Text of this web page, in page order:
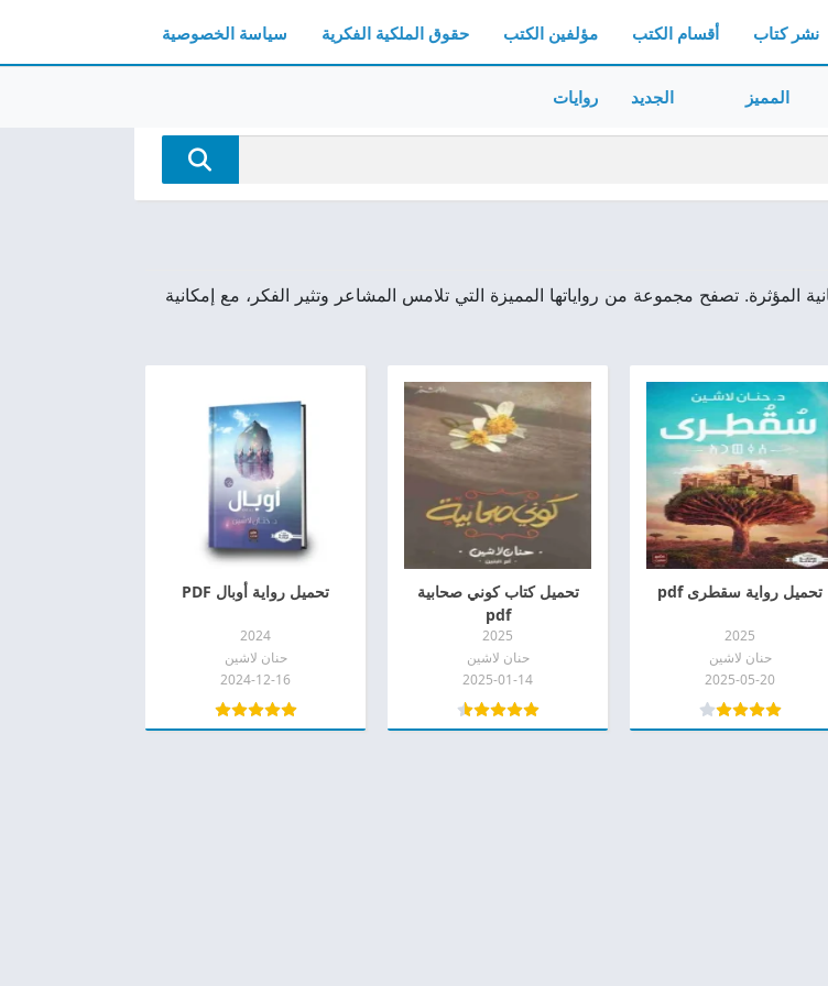
نشر كتاب أقسام الكتب مؤلفين الكتب حقوق الملكية الفكرية سياسة الخصوصية
المميز الجديد روايات
تصفح مجموعة من رواياتها المميزة التي تلامس المشاعر وتثير الفكر، مع إمكانية
تحميل رواية سقطرى pdf
2025
حنان لاشين
2025-05-20
تحميل كتاب كوني صحابية
pdf
2025
حنان لاشين
2025-01-14
تحميل رواية أوبال PDF
2024
حنان لاشين
2024-12-16